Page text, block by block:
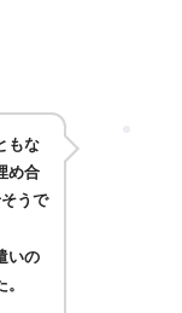
もな
め合
うで
いの